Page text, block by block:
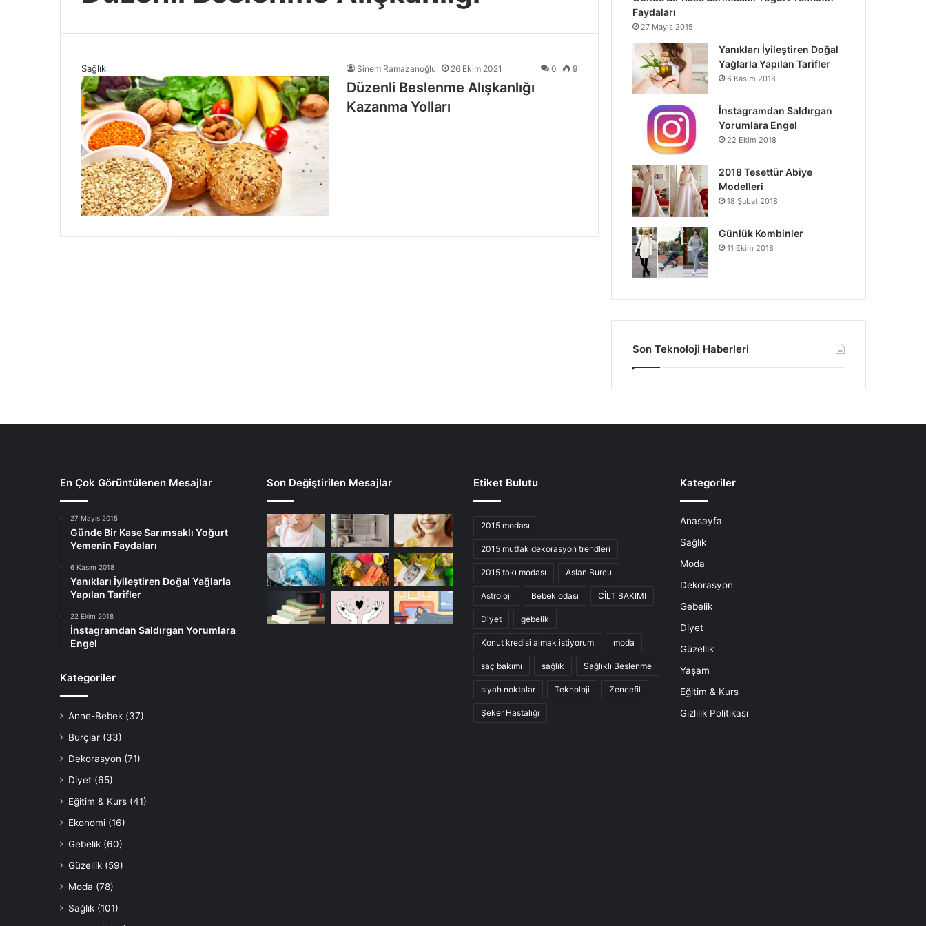
Sağlık Sinem Ramazanoğlu 26 Ekim 2021 0 9
Düzenli Beslenme Alışkanlığı
Kazanma Yolları
Faydaları
27 Mayıs 2015
Yanıkları İyileştiren Doğal
Yağlarla Yapılan Tarifler
6 Kasım 2018
İnstagramdan Saldırgan
Yorumlara Engel
22 Ekim 2018
2018 Tesettür Abiye
Modelleri
18 Şubat 2018
Günlük Kombinler
11 Ekim 2018
Son Teknoloji Haberleri
En Çok Görüntülenen Mesajlar
27 Mayıs 2015
Günde Bir Kase Sarımsaklı Yoğurt
Yemenin Faydaları
6 Kasım 2018
Yanıkları İyileştiren Doğal Yağlarla
Yapılan Tarifler
22 Ekim 2018
İnstagramdan Saldırgan Yorumlara
Engel
Kategoriler
Anne-Bebek (37)
Burçlar (33)
Dekorasyon (71)
Diyet (65)
Eğitim & Kurs (41)
Ekonomi (16)
Gebelik (60)
Güzellik (59)
Moda (78)
Sağlık (101)
Son Değiştirilen Mesajlar Etiket Bulutu
2015 modası
2015 mutfak dekorasyon trendleri
2015 takı modası Aslan Burcu
Astroloji Bebek odası CİLT BAKIMI
Diyet gebelik
Konut kredisi almak istiyorum moda
saç bakımı sağlık Sağlıklı Beslenme
siyah noktalar Teknoloji Zencefil
Şeker Hastalığı
Kategoriler
Anasayfa
Sağlık
Moda
Dekorasyon
Gebelik
Diyet
Güzellik
Yaşam
Eğitim & Kurs
Gizlilik Politikası